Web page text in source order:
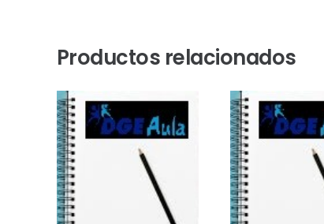
Productos relacionados